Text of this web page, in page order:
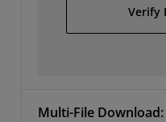
Verify
Multi-File